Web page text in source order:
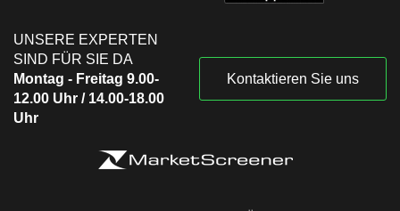
UNSERE EXPERTEN
SIND FÜR SIE DA
Montag - Freitag 9.00-
12.00 Uhr / 14.00-18.00
Uhr
Kontaktieren Sie uns